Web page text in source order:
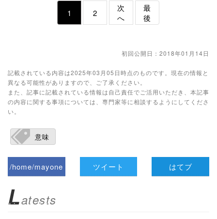
1 2
次
へ
最
後
初回公開日：2018年01月14日
記載されている内容は2025年03月05日時点のものです。現在の情報と
異なる可能性がありますので、ご了承ください。
また、記事に記載されている情報は自己責任でご活用いただき、本記事
の内容に関する事項については、専門家等に相談するようにしてくださ
い。
意味
/home/mayone
biz.jp/public_ht
ツイート はてブ
Latests